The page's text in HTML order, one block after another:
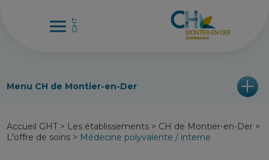
Menu CH de Montier-en-Der
Accueil GHT > Les établissements > CH de Montier-en-Der >
L'offre de soins > Médecine polyvalente / interne